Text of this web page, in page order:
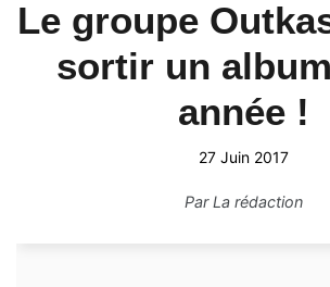
Le groupe
sortir un
année !
27 Juin 2017
ParLa rédaction